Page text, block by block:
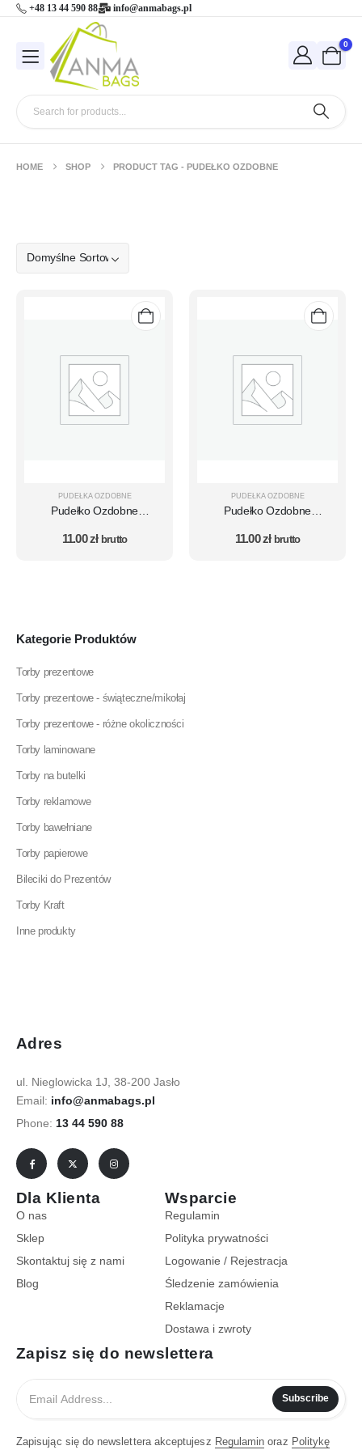
+48 13 44 590 88 info@anmabags.pl
0
HOME SHOP PRODUCT TAG - PUDEŁKO OZDOBNE
PUDEŁKA OZDOBNE
Pudełko Ozdobne
KUFEREK na Prezent
11.00zł brutto
PUDEŁKA OZDOBNE
Pudełko Ozdobne
KUFEREK na Prezent
11.00zł brutto
Kategorie Produktów
Torby prezentowe
Torby prezentowe - świąteczne/mikołaj
Torby prezentowe - różne okoliczności
Torby laminowane
Torby na butelki
Torby reklamowe
Torby bawełniane
Torby papierowe
Bileciki do Prezentów
Torby Kraft
Inne produkty
Adres
ul. Nieglowicka 1J, 38-200 Jasło
Email: info@anmabags.pl
Phone: 13 44 590 88
Dla Klienta
O nas
Sklep
Skontaktuj się z nami
Blog
Wsparcie
Regulamin
Polityka prywatności
Logowanie / Rejestracja
Śledzenie zamówienia
Reklamacje
Dostawa i zwroty
Zapisz się do newslettera
Subscribe
Zapisując się do newslettera akceptujesz Regulamin oraz Politykę